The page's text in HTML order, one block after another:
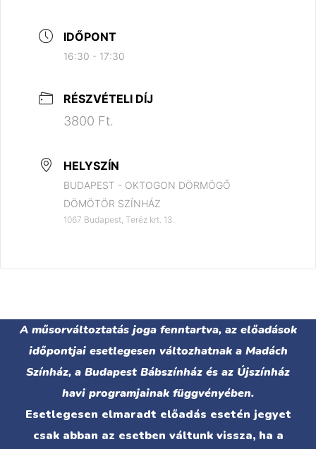
IDŐPONT
16:30 - 17:30
RÉSZVÉTELI DÍJ
3800 Ft.
HELYSZÍN
BUDAPEST - OKTOGON DÖRMÖGŐ
DÖMÖTÖR SZÍNHÁZ
1067 Budapest, Teréz krt. 13.
A műsorváltoztatás joga fenntartva, az előadások
időpontjai esetlegesen változhatnak a Madách
Színház, a Budapest Bábszínház és az Újszínház
havi programjainak függvényében.
Esetlegesen elmaradt előadás esetén jegyet
csak abban az esetben váltunk vissza, ha a